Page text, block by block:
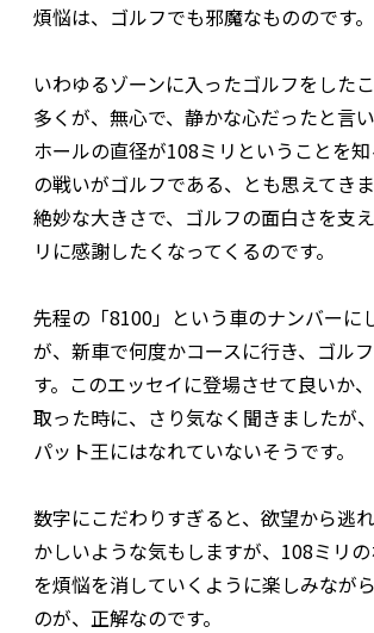
煩悩は、ゴルフでも邪魔なもののです。
いわゆるゾーンに入ったゴルフをした
多くが、無心で、静かな心だったと言い
ホールの直径が108ミリということを
の戦いがゴルフである、とも思えてきま
絶妙な大きさで、ゴルフの面白さを支
リに感謝したくなってくるのです。
先程の「8100」という車のナンバーに
が、新車で何度かコースに行き、ゴル
す。このエッセイに登場させて良いか
取った時に、さり気なく聞きましたが、
パット王にはなれていないそうです。
数字にこだわりすぎると、欲望から逃
かしいような気もしますが、108ミリ
を煩悩を消していくように楽しみなが
のが、正解なのです。